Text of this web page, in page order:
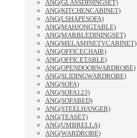
ANG(GLASSDININGSET)
ANG(KITCHENCABINET)
ANG(LSHAPESOFA)
ANG(MAHJONGTABLE)
ANG(MARBLEDININGSET)
ANG(MELAMINETVCABINET)
ANG(OFFICECHAIR)
ANG(OFFICETABLE)
ANG(OPENDOORWARDROBE)
ANG(SLIDINGWARDROBE)
ANG(SOFA)
ANG(SOFA123)
ANG(SOFABED)
ANG(STEELHANGER)
ANG(TEASET)
ANG(UMBRELLA)
ANG(WARDROBE)